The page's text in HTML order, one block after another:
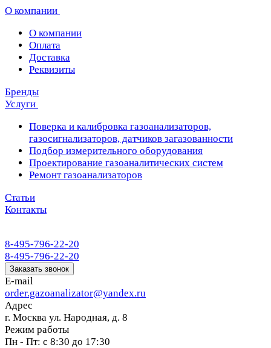
О компании
О компании
Оплата
Доставка
Реквизиты
Бренды
Услуги
Поверка и калибровка газоанализаторов,
газосигнализаторов, датчиков загазованности
Подбор измерительного оборудования
Проектирование газоаналитических систем
Ремонт газоанализаторов
Статьи
Контакты
8-495-796-22-20
8-495-796-22-20
Заказать звонок
E-mail
order.gazoanalizator@yandex.ru
Адрес
г. Москва ул. Народная, д. 8
Режим работы
Пн - Пт: с 8:30 до 17:30